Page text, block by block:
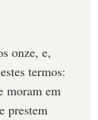
onze, e,
termos:
moram em
prestem